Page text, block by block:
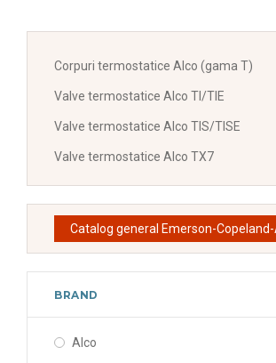
Corpuri termostatice Alco (gama T)
Valve termostatice Alco TI/TIE
Valve termostatice Alco TIS/TISE
Valve termostatice Alco TX7
Catalog general Emerson-
BRAND
Alco